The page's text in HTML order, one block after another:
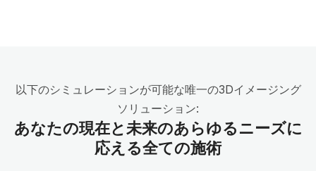
以下のシミュレーションが可能な唯一の3Dイメージング
ソリューション:
あなたの現在と未来のあらゆるニーズに
応える全ての施術